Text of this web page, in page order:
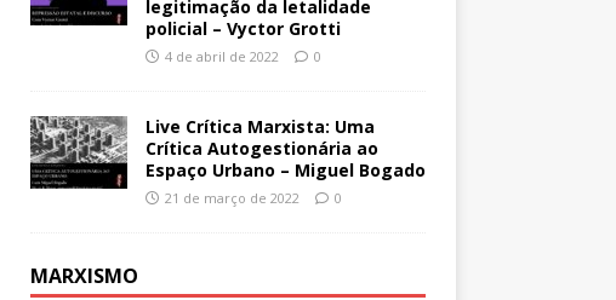
legitimação da letalidade
policial – Vyctor Grotti
4 de abril de 2022 0
Live Crítica Marxista: Uma
Crítica Autogestionária ao
Espaço Urbano – Miguel Bogado
21 de março de 2022 0
MARXISMO